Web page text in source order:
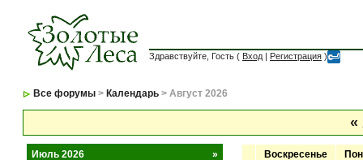
Здравствуйте, Гость ( Вход | Регистрация )
Все форумы > Календарь > Август 2026
«
»
Июль 2026
Воскресенье